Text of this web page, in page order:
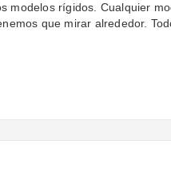
modelos rígidos. Cualquier
que mirar alrededor.